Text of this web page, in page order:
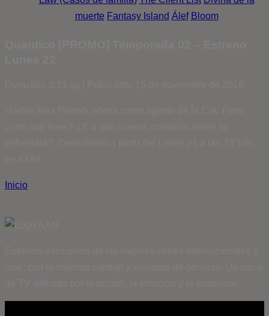
muerte Fantasy Island Álef Bloom
Inicio